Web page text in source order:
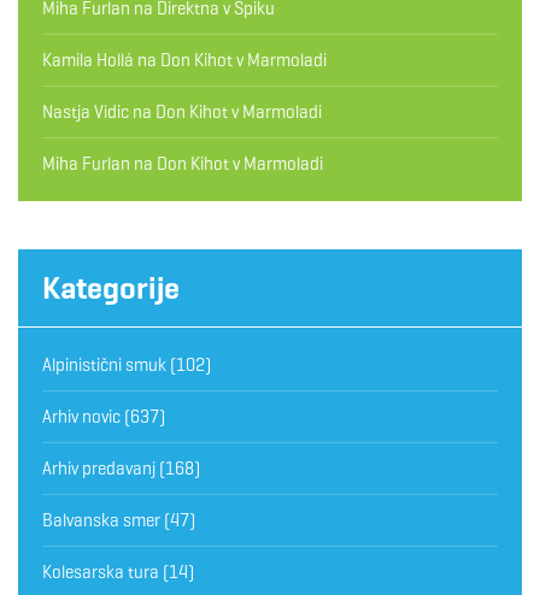
Miha Furlan na Direktna v Špiku
Kamila Hollá na Don Kihot v Marmoladi
Nastja Vidic na Don Kihot v Marmoladi
Miha Furlan na Don Kihot v Marmoladi
Kategorije
Alpinistični smuk (102)
Arhiv novic (637)
Arhiv predavanj (168)
Balvanska smer (47)
Kolesarska tura (14)